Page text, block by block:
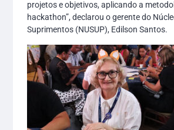
projetos e objetivos, aplicando a
hackathon”, declarou o gerente do
Suprimentos (NUSUP), Edilson Santos.